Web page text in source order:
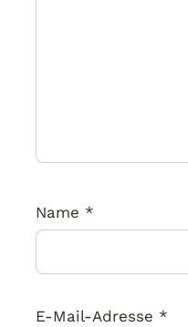
Name *
E-Mail-Adresse *